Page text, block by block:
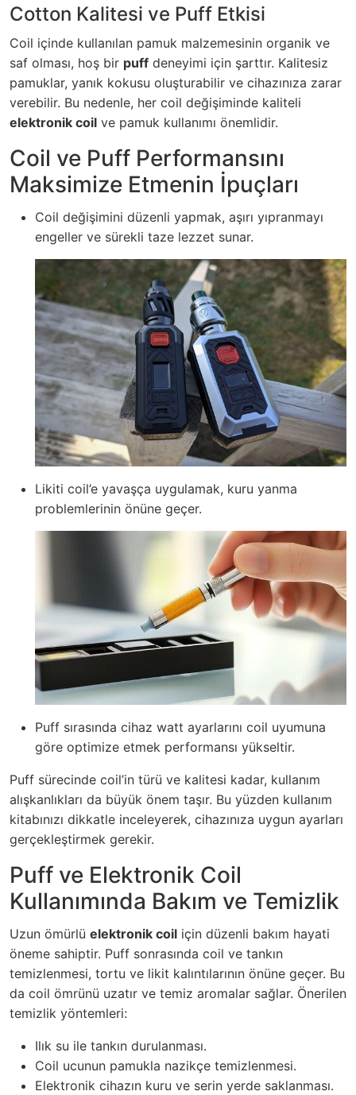
Cotton Kalitesi ve Puff Etkisi
Coil içinde kullanılan pamuk malzemesinin organik ve
saf olması, hoş bir puff deneyimi için şarttır. Kalitesiz
pamuklar, yanık kokusu oluşturabilir ve cihazınıza zarar
verebilir. Bu nedenle, her coil değişiminde kaliteli
elektronik coil ve pamuk kullanımı önemlidir.
Coil ve Puff Performansını
Maksimize Etmenin İpuçları
Coil değişimini düzenli yapmak, aşırı yıpranmayı
engeller ve sürekli taze lezzet sunar.
Likiti coil’e yavaşça uygulamak, kuru yanma
problemlerinin önüne geçer.
Puff sırasında cihaz watt ayarlarını coil uyumuna
göre optimize etmek performansı yükseltir.
Puff sürecinde coil’in türü ve kalitesi kadar, kullanım
alışkanlıkları da büyük önem taşır. Bu yüzden kullanım
kitabınızı dikkatle inceleyerek, cihazınıza uygun ayarları
gerçekleştirmek gerekir.
Puff ve Elektronik Coil
Kullanımında Bakım ve Temizlik
Uzun ömürlü elektronik coil için düzenli bakım hayati
öneme sahiptir. Puff sonrasında coil ve tankın
temizlenmesi, tortu ve likit kalıntılarının önüne geçer. Bu
da coil ömrünü uzatır ve temiz aromalar sağlar. Önerilen
temizlik yöntemleri:
Ilık su ile tankın durulanması.
Coil ucunun pamukla nazikçe temizlenmesi.
Elektronik cihazın kuru ve serin yerde saklanması.